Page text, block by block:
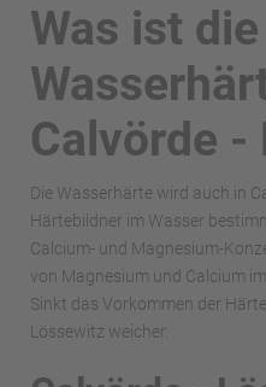
Was ist die
Calvörde -
Die Wasserhärte wird auch in
Härtebildner im Wasser
Calcium- und Magnesium-
von Magnesium und Calcium
Sinkt das Vorkommen der
Lössewitz weicher.